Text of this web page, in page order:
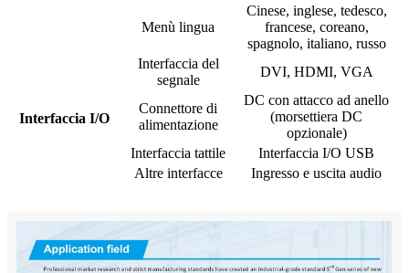
Menù lingua
Cinese, inglese, tedesco,
francese, coreano,
spagnolo, italiano, russo
Interfaccia I/O
Interfaccia del
segnale
DVI, HDMI, VGA
Connettore di
alimentazione
DC con attacco ad anello
(morsettiera DC
opzionale)
Interfaccia tattile
Interfaccia I/O USB
Altre interfacce
Ingresso e uscita audio